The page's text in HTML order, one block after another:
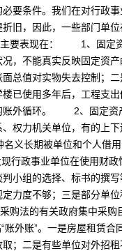
条件。我们在对行政事
旧，因此，一些部门单
主要表现在： 1、固定
，不能真实反映固定资
总值对实物失去控制；
已使用多年后，工程支
账外循环。 2、固定资
权力机关单位，有的上
义长期被单位和个人借
政事业单位在使用财政
小组的选择、标书的撰
力度不够；三是部分单
购法的有关政府集中采购
账”。一是房屋租赁合
；二是有些单位对外招租